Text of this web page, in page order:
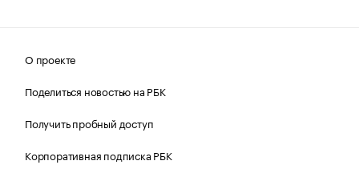
О проекте
Поделиться новостью на РБК
Получить пробный доступ
Корпоративная подписка РБК